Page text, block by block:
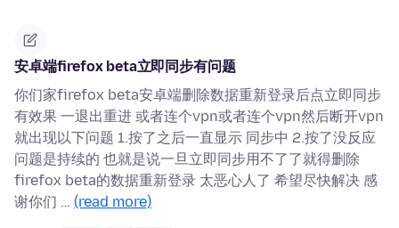
安卓端firefox beta立即同步有问题
你们家firefox beta安卓端删除数据重新登录后点立即同步
有效果 一退出重进 或者连个vpn或者连个vpn然后断开vpn
就出现以下问题 1.按了之后一直显示 同步中 2.按了没反应
问题是持续的 也就是说一旦立即同步用不了了就得删除
firefox beta的数据重新登录 太恶心人了 希望尽快解决 感
谢你们 … (read more)